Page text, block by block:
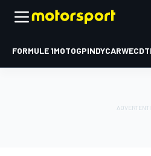
FORMULE 1MOTOGPINDYCARWEC